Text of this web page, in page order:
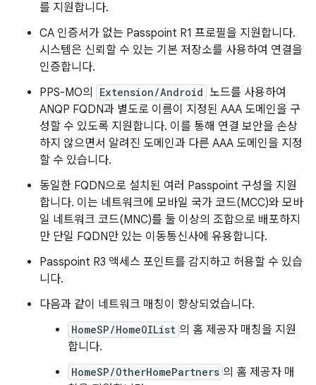
를 지원합니다.
CA 인증서가 없는 Passpoint R1 프로필을 지원합니다.
시스템은 신뢰할 수 있는 기본 저장소를 사용하여 연결을
인증합니다.
PPS-MO의
Extension/Android 노드를 사용하여
ANQP FQDN과 별도로 이름이 지정된 AAA 도메인을 구
성할 수 있도록 지원합니다. 이를 통해 연결 보안을 손상
하지 않으면서 알려진 도메인과 다른 AAA 도메인을 지정
할 수 있습니다.
동일한 FQDN으로 설치된 여러 Passpoint 구성을 지원
합니다. 이는 네트워크에 모바일 국가 코드(MCC)와 모바
일 네트워크 코드(MNC)를 둘 이상의 조합으로 배포하지
만 단일 FQDN만 있는 이동통신사에 유용합니다.
Passpoint R3 액세스 포인트를 감지하고 허용할 수 있습
니다.
다음과 같이 네트워크 매칭이 향상되었습니다.
HomeSP/HomeOIList 의 홈 제공자 매칭을 지원
합니다.
HomeSP/OtherHomePartners 의 홈 제공자 매